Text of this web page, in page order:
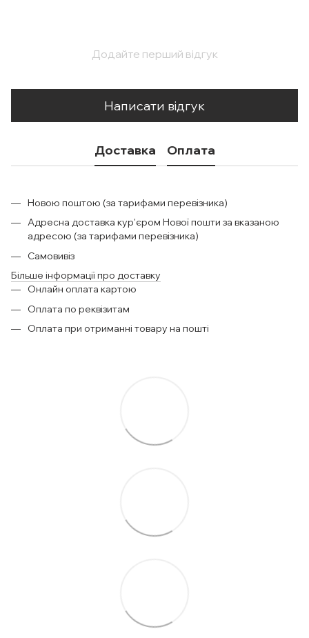
Додайте перший відгук
Написати відгук
Доставка Оплата
Новою поштою (за тарифами перевізника)
Адресна доставка кур'єром Нової пошти за вказаною
адресою (за тарифами перевізника)
Самовивіз
Більше інформації про доставку
Онлайн оплата картою
Оплата по реквізитам
Оплата при отриманні товару на пошті